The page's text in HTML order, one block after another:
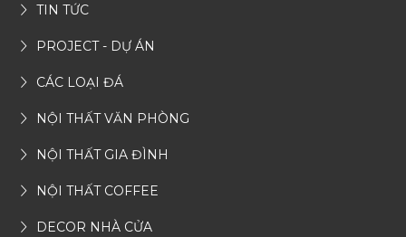
TIN TỨC
PROJECT - DỰ ÁN
CÁC LOẠI ĐÁ
NỘI THẤT VĂN PHÒNG
NỘI THẤT GIA ĐÌNH
NỘI THẤT COFFEE
DECOR NHÀ CỬA